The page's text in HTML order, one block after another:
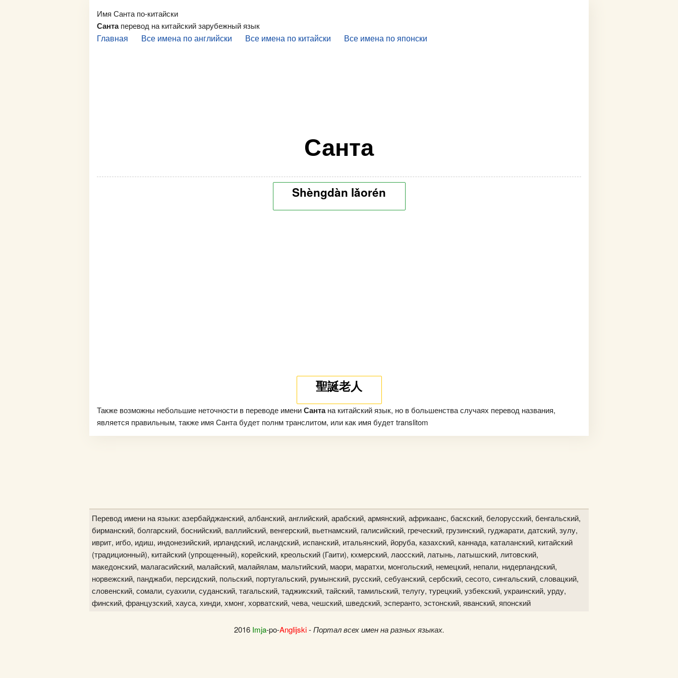
Имя Санта по-китайски
Сантаперевод на китайский зарубежный язык
Главная Все имена по английски Все имена по китайски Все имена по японски
Санта
Shèngdàn lǎorén
聖誕老人
Также возможны небольшие неточности в переводе имениСантана китайский язык, но в большенства случаях перевод названия,
является правильным, также имя Санта будет полнм транслитом, или как имя будет translitom
Перевод имени на языки: азербайджанский, албанский, английский, арабский, армянский, африкаанс, баскский, белорусский, бенгальский,
бирманский, болгарский, боснийский, валлийский, венгерский, вьетнамский, галисийский, греческий, грузинский, гуджарати, датский, зулу,
иврит, игбо, идиш, индонезийский, ирландский, исландский, испанский, итальянский, йоруба, казахский, каннада, каталанский, китайский
(традиционный), китайский (упрощенный), корейский, креольский (Гаити), кхмерский, лаосский, латынь, латышский, литовский,
македонский, малагасийский, малайский, малайялам, мальтийский, маори, маратхи, монгольский, немецкий, непали, нидерландский,
норвежский, панджаби, персидский, польский, португальский, румынский, русский, себуанский, сербский, сесото, сингальский, словацкий,
словенский, сомали, суахили, суданский, тагальский, таджикский, тайский, тамильский, телугу, турецкий, узбекский, украинский, урду,
финский, французский, хауса, хинди, хмонг, хорватский, чева, чешский, шведский, эсперанто, эстонский, яванский, японский
2016 Imja-po-Anglijski-Портал всех имен на разных языках.